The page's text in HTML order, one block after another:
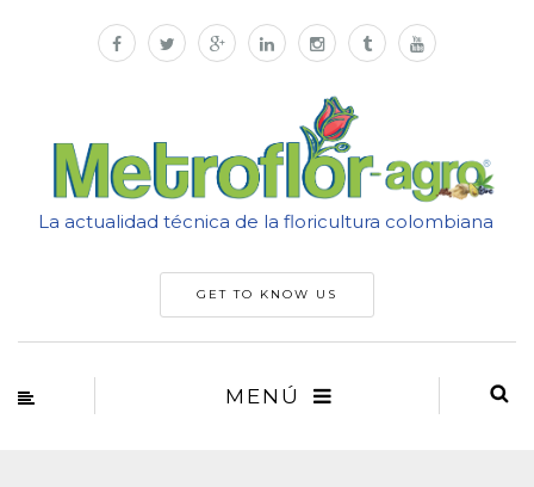
La actualidad técnica de la floricultura colombiana
GET TO KNOW US
MENÚ